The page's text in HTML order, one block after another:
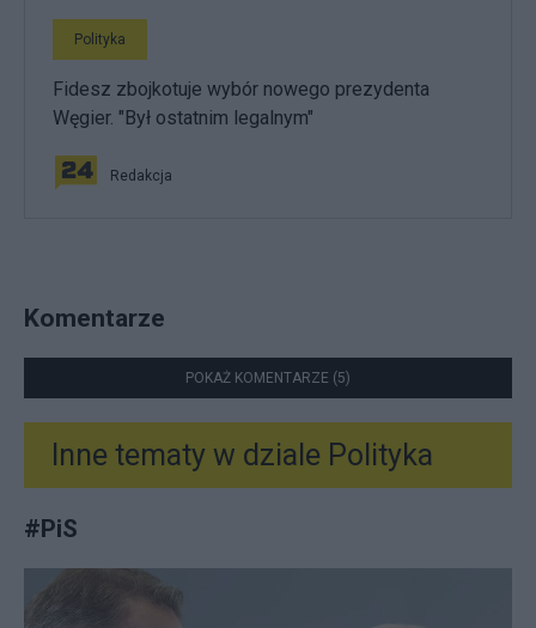
Polityka
Fidesz zbojkotuje wybór nowego prezydenta
Węgier. "Był ostatnim legalnym"
Redakcja
Komentarze
POKAŻ KOMENTARZE (5)
Inne tematy w dziale Polityka
#PiS